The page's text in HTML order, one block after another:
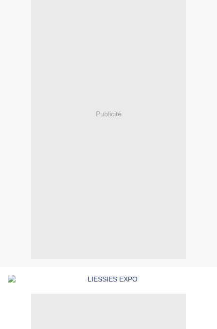
Publicité